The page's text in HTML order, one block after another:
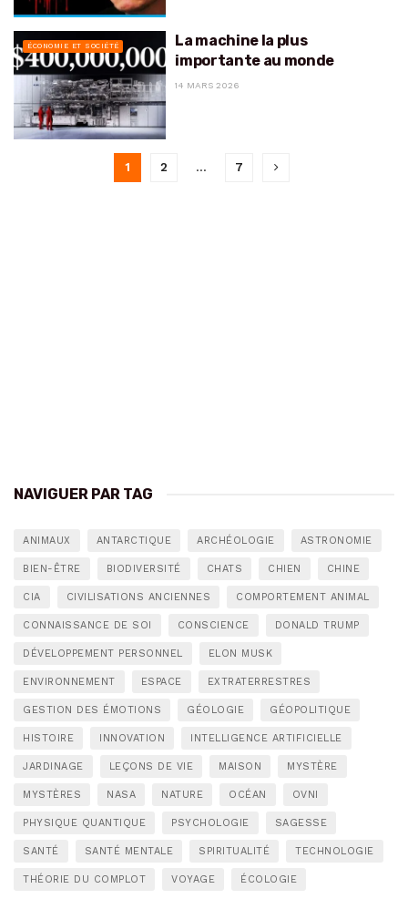
ÉCONOMIE ET SOCIÉTÉ
La machine la plus
importante au monde
14 MARS 2026
1 2 … 7
NAVIGUER PAR TAG
ANIMAUX ANTARCTIQUE ARCHÉOLOGIE ASTRONOMIE
BIEN-ÊTRE BIODIVERSITÉ CHATS CHIEN CHINE
CIA CIVILISATIONS ANCIENNES COMPORTEMENT ANIMAL
CONNAISSANCE DE SOI CONSCIENCE DONALD TRUMP
DÉVELOPPEMENT PERSONNEL ELON MUSK
ENVIRONNEMENT ESPACE EXTRATERRESTRES
GESTION DES ÉMOTIONS GÉOLOGIE GÉOPOLITIQUE
HISTOIRE INNOVATION INTELLIGENCE ARTIFICIELLE
JARDINAGE LEÇONS DE VIE MAISON MYSTÈRE
MYSTÈRES NASA NATURE OCÉAN OVNI
PHYSIQUE QUANTIQUE PSYCHOLOGIE SAGESSE
SANTÉ SANTÉ MENTALE SPIRITUALITÉ TECHNOLOGIE
THÉORIE DU COMPLOT VOYAGE ÉCOLOGIE